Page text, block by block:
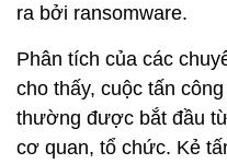
ra bởi ransomware.
Phân tích của các
cho thấy, cuộc tấn
thường được bắt đầu
cơ quan, tổ chức. Kẻ